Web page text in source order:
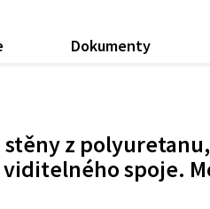
Dokumenty
z
spoje.